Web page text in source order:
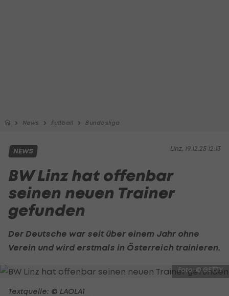
News Fußball Bundesliga
Linz, 19.12.25 12:13
NEWS
BW Linz hat offenbar
seinen neuen Trainer
gefunden
Der Deutsche war seit über einem Jahr ohne
Verein und wird erstmals in Österreich trainieren.
Foto: © GETTY
Textquelle: © LAOLA1